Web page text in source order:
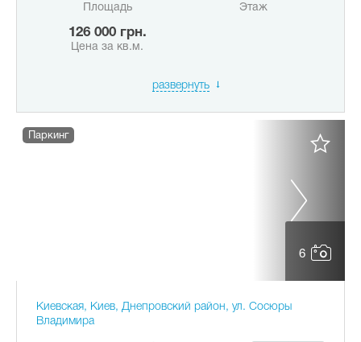
Площадь Этаж
126 000 грн.
Цена за кв.м.
развернуть
6
Паркинг
Киевская, Киев, Днепровский район, ул. Сосюры
Владимира